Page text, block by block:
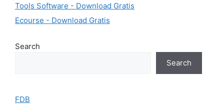
Tools Software - Download Gratis
Ecourse - Download Gratis
Search
Search
FDB